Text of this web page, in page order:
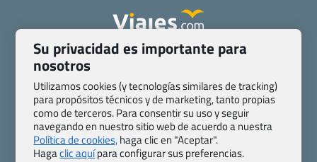
Quienes somos
Contacto
Pasaporte, Visado, Salud y otras disposiciones específicas
Blog de Viajes.com
Registro de agencias
Preguntas frecuentes
Condiciones generales
Política de privacidad y cookies
Transparencia
Todas las páginas – sitemap
Su privacidad es importante para
nosotros
Utilizamos cookies (y tecnologías similares de tracking)
para propósitos técnicos y de marketing, tanto propias
como de terceros. Para consentir su uso y seguir
navegando en nuestro sitio web de acuerdo a nuestra
Política de cookies,haga clic en "Aceptar".
Hagaclic aquípara configurar sus preferencias.